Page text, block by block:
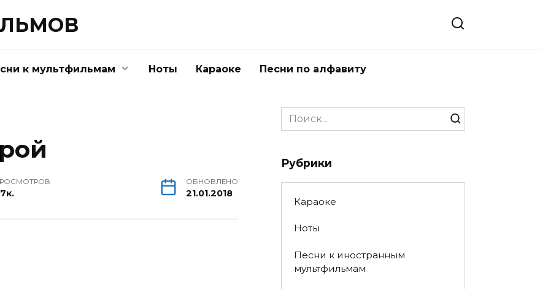
к мультфильмам Ноты Караоке Песни по алфавиту
ОБНОВЛЕНО
21.01.2018
Search
for:
Рубрики
Караоке
Ноты
Песни к иностранным
мультфильмам